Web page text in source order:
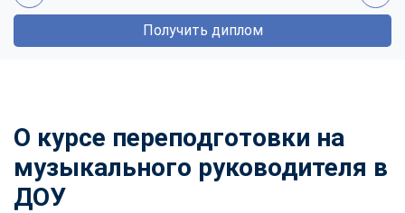
Получить диплом
О курсе переподготовки на
музыкального руководителя в
ДОУ